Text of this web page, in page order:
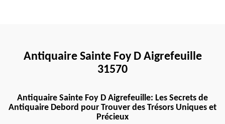
Antiquaire Sainte Foy D Aigrefeuille
31570
Antiquaire Sainte Foy D Aigrefeuille: Les Secrets de
Antiquaire Debord pour Trouver des Trésors Uniques et
Précieux